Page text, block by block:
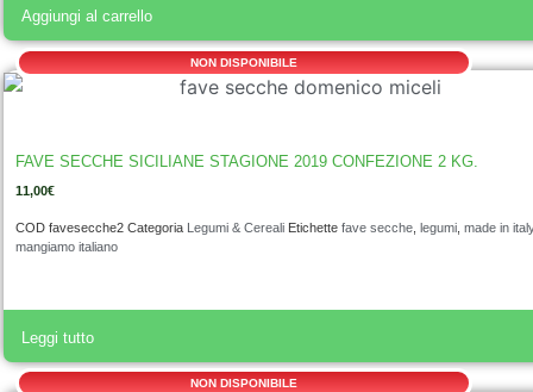
Aggiungi al carrello
NON DISPONIBILE
FAVE SECCHE SICILIANE STAGIONE 2019 CONFEZIONE 2 KG.
11,00€
COD favesecche2 Categoria Legumi & Cereali Etichette fave secche legumi made in italy
mangiamo italiano
Leggi tutto
NON DISPONIBILE